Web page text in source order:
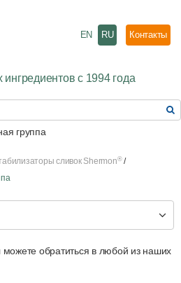
с 1994 года
EN RU Контакты
сливок Shermon®
обратиться в любой из наших